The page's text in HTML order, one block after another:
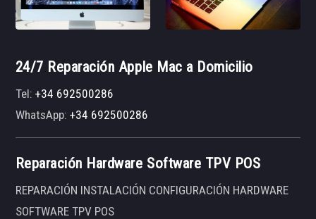
24/7 Reparación Apple Mac a Domicilio
Tel:+34 692500286
WhatsApp:+34 692500286
Reparación Hardware Software TPV POS
REPARACIÓN INSTALACIÓN CONFIGURACIÓN HARDWARE
SOFTWARE TPV POS